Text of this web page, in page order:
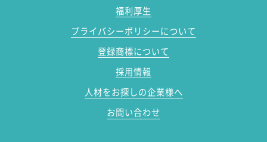
福利厚生
プライバシーポリシーについて
登録商標について
採用情報
人材をお探しの企業様へ
お問い合わせ